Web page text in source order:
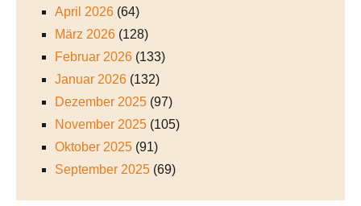
April 2026 (64)
März 2026 (128)
Februar 2026 (133)
Januar 2026 (132)
Dezember 2025 (97)
November 2025 (105)
Oktober 2025 (91)
September 2025 (69)